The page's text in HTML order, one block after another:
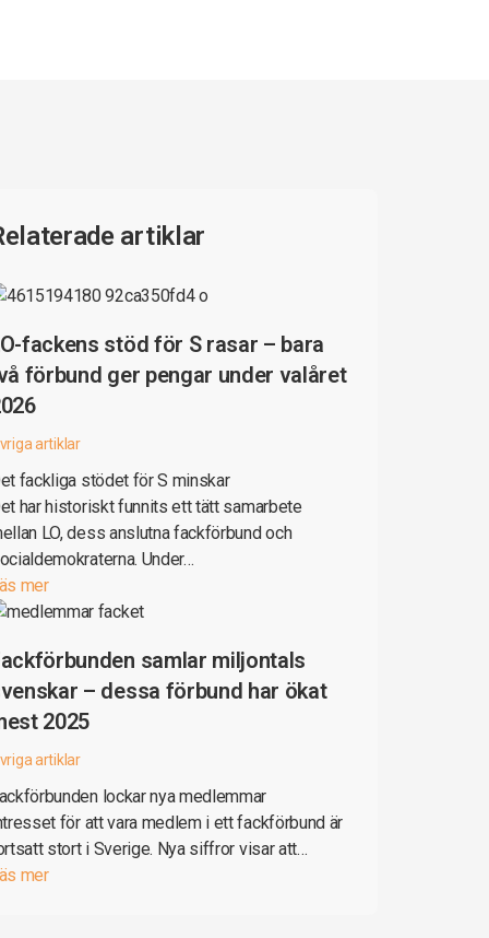
artiklar
fackens stöd för S rasar – bara
förbund ger pengar under valåret
artiklar
fackliga stödet för S minskar
har historiskt funnits ett tätt samarbete
LO, dess anslutna fackförbund och
Under…
mer
samlar miljontals
– dessa förbund har ökat
2025
artiklar
lockar nya medlemmar
för att vara medlem i ett fackförbund är
stort i Sverige. Nya siffror visar att…
mer